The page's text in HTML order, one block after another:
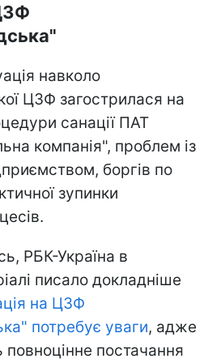
навколо
ЦЗФ загострилася на
санації ПАТ
компанія", проблем із
боргів по
зупинки
РБК-Україна в
писало докладніше
на ЦЗФ
потребує уваги, адже
повноцінне постачання